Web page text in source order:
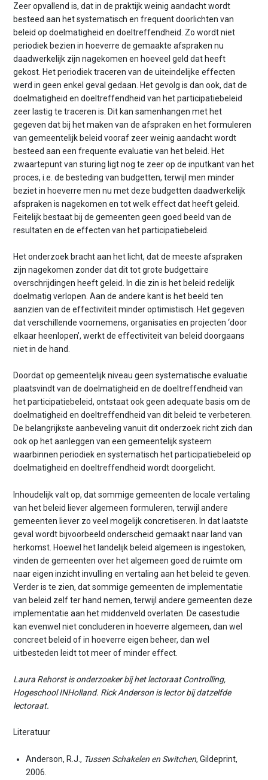
Zeer opvallend is, dat in de praktijk weinig aandacht wordt
besteed aan het systematisch en frequent doorlichten van
beleid op doelmatigheid en doeltreffendheid. Zo wordt niet
periodiek bezien in hoeverre de gemaakte afspraken nu
daadwerkelijk zijn nagekomen en hoeveel geld dat heeft
gekost. Het periodiek traceren van de uiteindelijke effecten
werd in geen enkel geval gedaan. Het gevolg is dan ook, dat de
doelmatigheid en doeltreffendheid van het participatiebeleid
zeer lastig te traceren is. Dit kan samenhangen met het
gegeven dat bij het maken van de afspraken en het formuleren
van gemeentelijk beleid vooraf zeer weinig aandacht wordt
besteed aan een frequente evaluatie van het beleid. Het
zwaartepunt van sturing ligt nog te zeer op de inputkant van het
proces, i.e. de besteding van budgetten, terwijl men minder
beziet in hoeverre men nu met deze budgetten daadwerkelijk
afspraken is nagekomen en tot welk effect dat heeft geleid.
Feitelijk bestaat bij de gemeenten geen goed beeld van de
resultaten en de effecten van het participatiebeleid.
Het onderzoek bracht aan het licht, dat de meeste afspraken
zijn nagekomen zonder dat dit tot grote budgettaire
overschrijdingen heeft geleid. In die zin is het beleid redelijk
doelmatig verlopen. Aan de andere kant is het beeld ten
aanzien van de effectiviteit minder optimistisch. Het gegeven
dat verschillende voornemens, organisaties en projecten ‘door
elkaar heenlopen’, werkt de effectiviteit van beleid doorgaans
niet in de hand.
Doordat op gemeentelijk niveau geen systematische evaluatie
plaatsvindt van de doelmatigheid en de doeltreffendheid van
het participatiebeleid, ontstaat ook geen adequate basis om de
doelmatigheid en doeltreffendheid van dit beleid te verbeteren.
De belangrijkste aanbeveling vanuit dit onderzoek richt zich dan
ook op het aanleggen van een gemeentelijk systeem
waarbinnen periodiek en systematisch het participatiebeleid op
doelmatigheid en doeltreffendheid wordt doorgelicht.
Inhoudelijk valt op, dat sommige gemeenten de locale vertaling
van het beleid liever algemeen formuleren, terwijl andere
gemeenten liever zo veel mogelijk concretiseren. In dat laatste
geval wordt bijvoorbeeld onderscheid gemaakt naar land van
herkomst. Hoewel het landelijk beleid algemeen is ingestoken,
vinden de gemeenten over het algemeen goed de ruimte om
naar eigen inzicht invulling en vertaling aan het beleid te geven.
Verder is te zien, dat sommige gemeenten de implementatie
van beleid zelf ter hand nemen, terwijl andere gemeenten deze
implementatie aan het middenveld overlaten. De casestudie
kan evenwel niet concluderen in hoeverre algemeen, dan wel
concreet beleid of in hoeverre eigen beheer, dan wel
uitbesteden leidt tot meer of minder effect.
Laura Rehorst is onderzoeker bij het lectoraat Controlling,
Hogeschool INHolland. Rick Anderson is lector bij datzelfde
lectoraat.
Literatuur
Anderson, R.J., Tussen Schakelen en Switchen, Gildeprint,
2006.